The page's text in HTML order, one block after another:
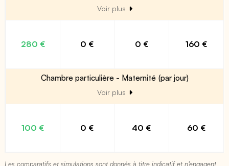
Voir plus
280 € 0 € 0 € 160 €
Chambre particulière - Maternité (par jour)
Voir plus
100 € 0 € 40 € 60 €
Les comparatifs et simulations sont donnés à titre indicatif et n’engagent